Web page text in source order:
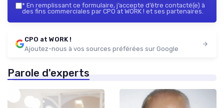
* En remplissant ce formulaire, j’accepte d’être contacté(e) à
des fins commerciales par CPO at WORK ! et ses partenaires.
CPO at WORK !
Ajoutez-nous à vos sources préférées sur Google
Parole d'experts